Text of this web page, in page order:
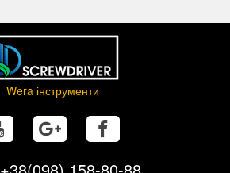
Wera інструменти